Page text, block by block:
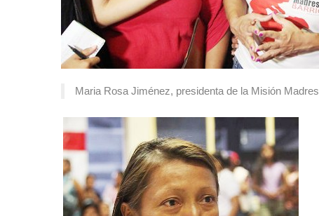
Maria Rosa Jiménez, presidenta de la Misión